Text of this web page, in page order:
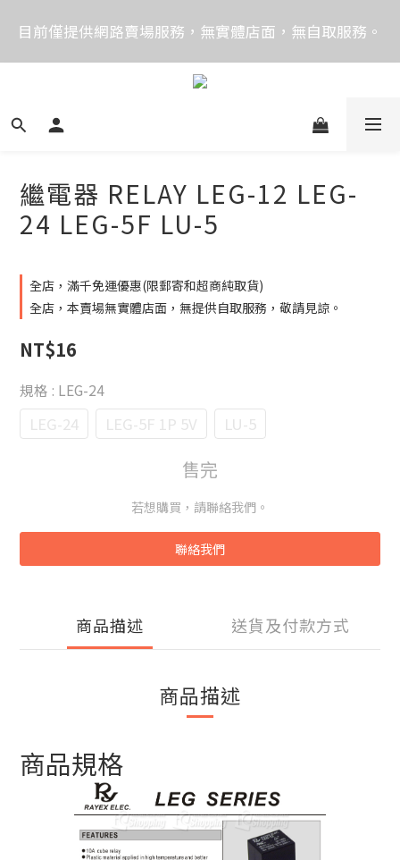
價格均含稅，下單享優惠！歡迎大量採購，由專人提供
專案報價。
目前僅提供網路賣場服務，無實體店面，無自取服務。
目前電話系統異常，暫時無法正常接聽來電，請改播
繼電器 RELAY LEG-12 LEG-
24 LEG-5F LU-5
全店，滿千免運優惠(限郵寄和超商純取貨)
全店，本賣場無實體店面，無提供自取服務，敬請見諒。
NT$16
規格 : LEG-24
LEG-24 LEG-5F 1P 5V LU-5
售完
若想購買，請聯絡我們。
聯絡我們
商品描述 送貨及付款方式
商品描述
商品規格